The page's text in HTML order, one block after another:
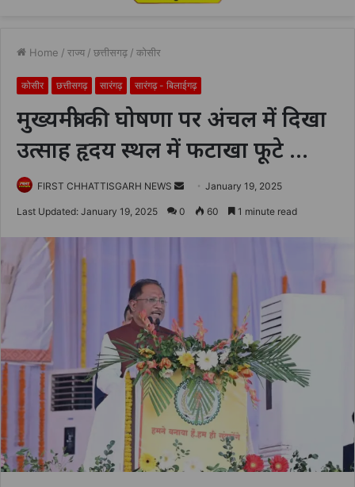
Home / राज्य / छत्तीसगढ़ / कोसीर
कोसीर छत्तीसगढ़ सारंगढ़ सारंगढ़ - बिलाईगढ़
मुख्यमंत्री की घोषणा पर अंचल में दिखा
उत्साह हृदय स्थल में फटाखा फूटे …
FIRST CHHATTISGARH NEWS
SendJanuary 19, 2025
Last Updated: January 19, 2025 0 60 1 minute read